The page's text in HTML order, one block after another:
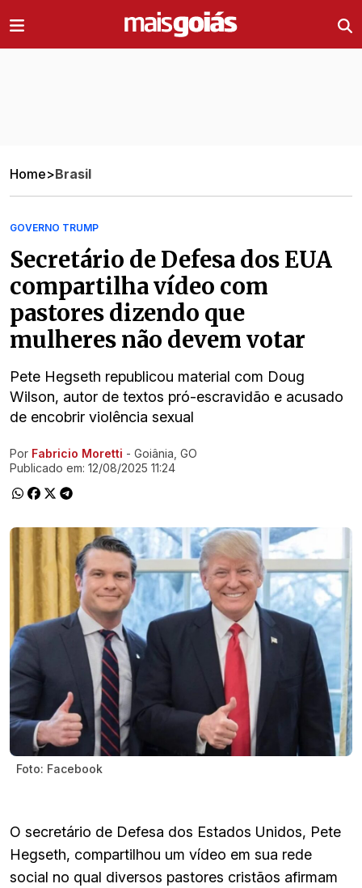
Home>Brasil
GOVERNO TRUMP
Secretário de Defesa dos EUA
compartilha vídeo com
pastores dizendo que
mulheres não devem votar
Pete Hegseth republicou material com Doug
Wilson, autor de textos pró-escravidão e acusado
de encobrir violência sexual
Ir direto pra matéria
Por Fabricio Moretti - Goiânia, GO
Publicado em: 12/08/2025 11:24
Foto: Facebook
O secretário de Defesa dos Estados Unidos, Pete
Hegseth, compartilhou um vídeo em sua rede
social no qual diversos pastores cristãos afirmam